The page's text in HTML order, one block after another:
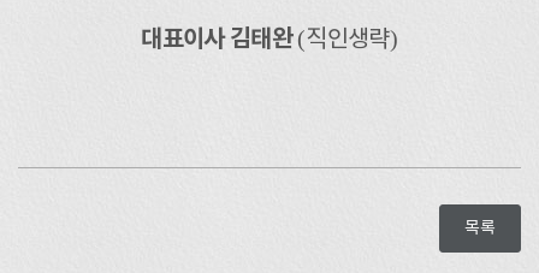
대표이사 김태완(직인생략)
목록